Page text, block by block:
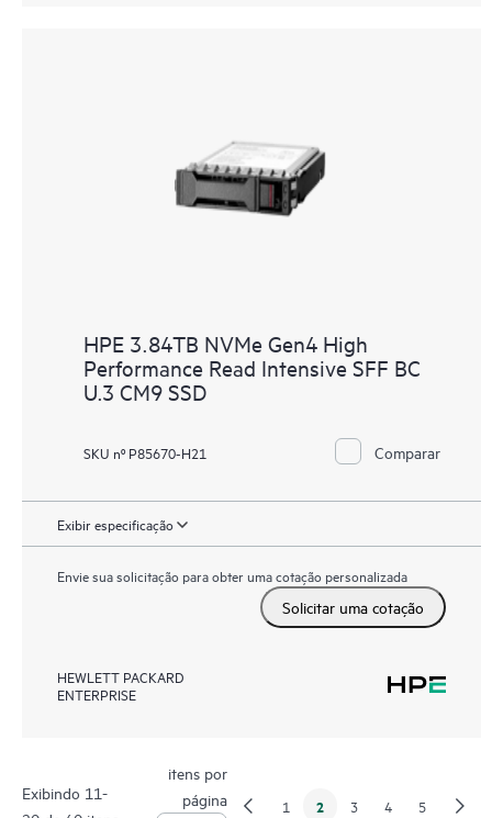
HPE 3.84TB NVMe Gen4 High
Performance Read Intensive SFF BC
U.3 CM9 SSD
SKU nº P85670-H21 Comparar
Exibir especificação
Envie sua solicitação para obter uma cotação personalizada
Solicitar uma cotação
HEWLETT PACKARD
ENTERPRISE
Exibindo 11-
itens por
página
1 2 3 4 5